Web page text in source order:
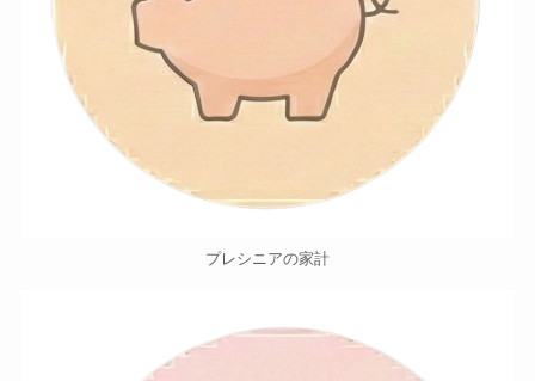
プレシニアの家計